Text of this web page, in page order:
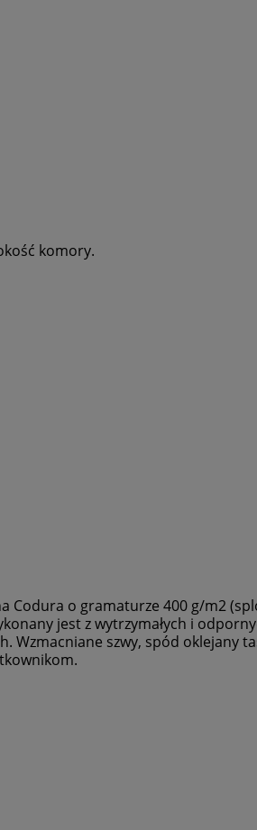
komory.
o gramaturze 400 g/m2
jest z wytrzymałych i
szwy, spód oklejany